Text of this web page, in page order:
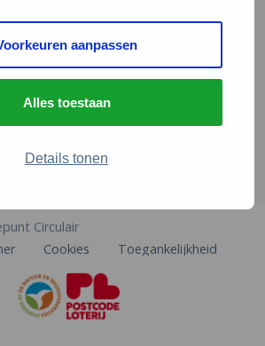
aanpassen
Alles toestaan
Details tonen
600
Circulair
Cookies Toegankelijkheid